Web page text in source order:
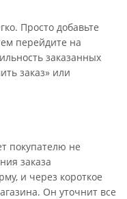
Просто добавьте
перейдите на
заказанных
заказ» или
покупателю не
заказа
и через короткое
Он уточнит все